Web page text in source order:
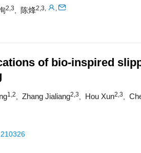
2,3 陈烽2,3
of bio-inspired
1,2 Zhang Jialiang2,3 Hou Xun2,3